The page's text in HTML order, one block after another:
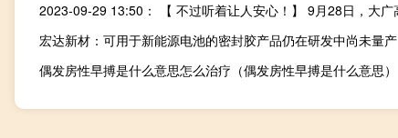
宏达新材：可用于新能源电池的密封胶产品仍在研发中尚未量产
偶发房性早搏是什么意思怎么治疗（偶发房性早搏是什么意思）